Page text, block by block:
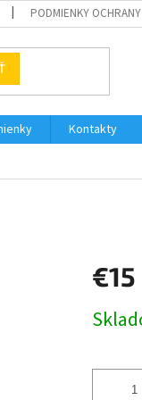
PODMIENKY OCHRANY
Kontakty
€15
cena: